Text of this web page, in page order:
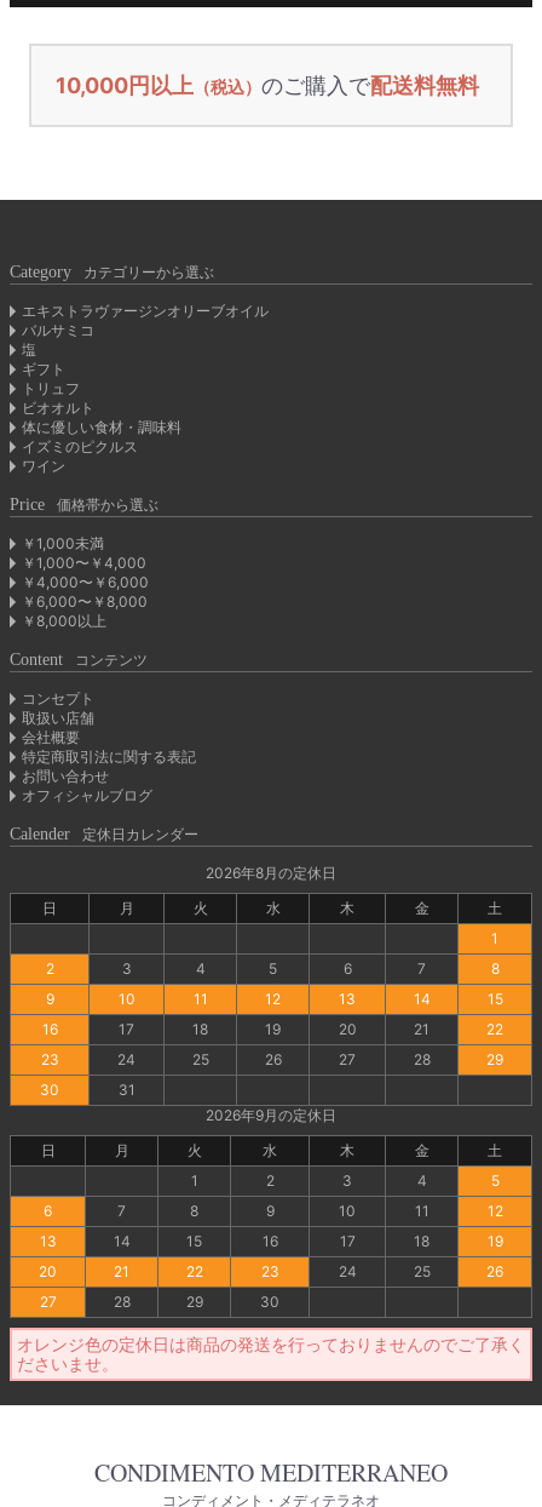
10,000円以上 （税込） のご購入で配送料無料
Category カテゴリーから選ぶ
エキストラヴァージンオリーブオイル
バルサミコ
塩
ギフト
トリュフ
ビオオルト
体に優しい食材・調味料
イズミのピクルス
ワイン
Price 価格帯から選ぶ
￥1,000未満
￥1,000〜￥4,000
￥4,000〜￥6,000
￥6,000〜￥8,000
￥8,000以上
Content コンテンツ
コンセプト
取扱い店舗
会社概要
特定商取引法に関する表記
お問い合わせ
オフィシャルブログ
Calender 定休日カレンダー
2026年8月の定休日
日
月 火 水 木 金
土
1
2
3 4 5 6 7
8
9
10 11 12 13 14
15
16
17 18 19 20 21
22
23
24 25 26 27 28
29
30
31
2026年9月の定休日
日
月 火 水 木 金
土
1
2 3 4
5
6
7 8 9 10 11
12
13
14 15 16 17 18
19
20
21 22 23 24 25
26
27
28 29 30
オレンジ色の定休日は商品の発送を行っておりませんのでご了承く
ださいませ。
CONDIMENTO MEDITERRANEO
コンディメント・メディテラネオ